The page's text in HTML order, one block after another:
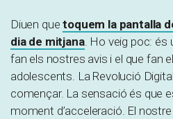
Diuen quetoquem la pantalla
dia de mitjana. Ho veig poc: és
fan els nostres avis i el que fan
adolescents. La Revolució
començar. La sensació és que
moment d’acceleració. El